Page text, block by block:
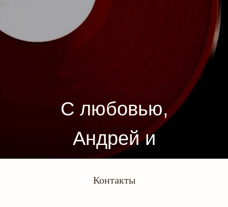
С любовью,
Андрей и
Контакты